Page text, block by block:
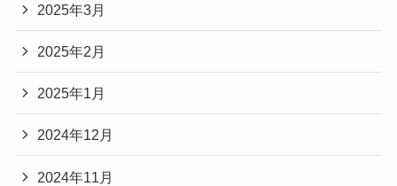
2025年3月
2025年2月
2025年1月
2024年12月
2024年11月